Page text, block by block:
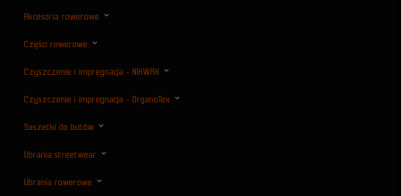
Akcesoria rowerowe
Części rowerowe
Czyszczenie i impregnacja - NIKWAX
Czyszczenie i impregnacja - OrganoTex
Saszetki do butów
Ubrania streetwear
Ubrania rowerowe